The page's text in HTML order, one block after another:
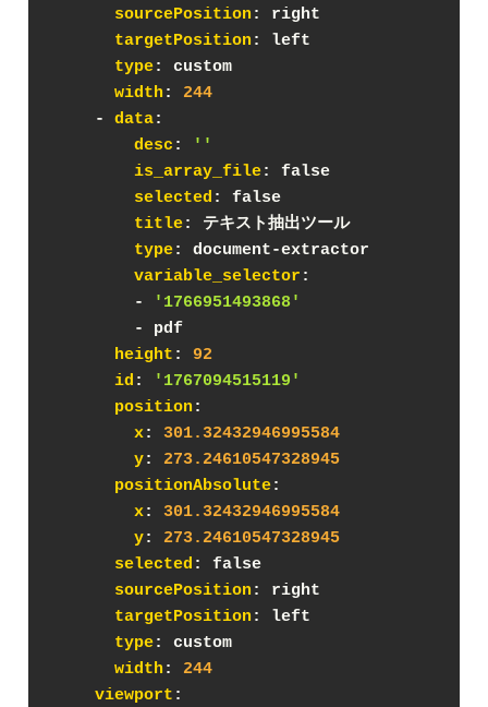
sourcePosition : right
targetPosition : left
type: custom
width : 244
    -
data:
desc :
''
is_array_file: false
selected : false
title: テキスト抽出ツール
type: document-extractor
variable_selector :
        -
'1766951493868'
        - pdf
height : 92
id :
'1767094515119'
position :
x: 301.32432946995584
y: 273.24610547328945
positionAbsolute:
x: 301.32432946995584
y: 273.24610547328945
selected : false
sourcePosition : right
targetPosition : left
type: custom
width : 244
viewport :